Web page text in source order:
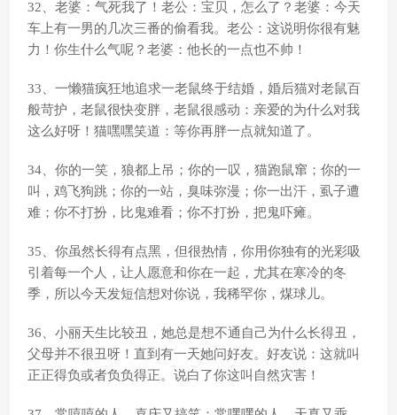
32、老婆：气死我了！老公：宝贝，怎么了？老婆：今天
车上有一男的几次三番的偷看我。老公：这说明你很有魅
力！你生什么气呢？老婆：他长的一点也不帅！
33、一懒猫疯狂地追求一老鼠终于结婚，婚后猫对老鼠百
般苛护，老鼠很快变胖，老鼠很感动：亲爱的为什么对我
这么好呀！猫嘿嘿笑道：等你再胖一点就知道了。
34、你的一笑，狼都上吊；你的一叹，猫跑鼠窜；你的一
叫，鸡飞狗跳；你的一站，臭味弥漫；你一出汗，虱子遭
难；你不打扮，比鬼难看；你不打扮，把鬼吓瘫。
35、你虽然长得有点黑，但很热情，你用你独有的光彩吸
引着每一个人，让人愿意和你在一起，尤其在寒冷的冬
季，所以今天发短信想对你说，我稀罕你，煤球儿。
36、小丽天生比较丑，她总是想不通自己为什么长得丑，
父母并不很丑呀！直到有一天她问好友。好友说：这就叫
正正得负或者负负得正。说白了你这叫自然灾害！